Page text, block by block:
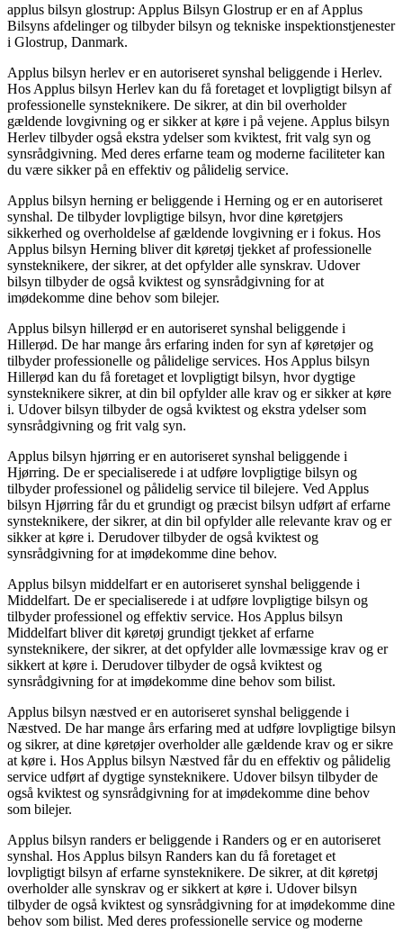
applus bilsyn glostrup: Applus Bilsyn Glostrup er en af Applus
Bilsyns afdelinger og tilbyder bilsyn og tekniske inspektionstjenester
i Glostrup, Danmark.
Applus bilsyn herlev er en autoriseret synshal beliggende i Herlev.
Hos Applus bilsyn Herlev kan du få foretaget et lovpligtigt bilsyn af
professionelle synsteknikere. De sikrer, at din bil overholder
gældende lovgivning og er sikker at køre i på vejene. Applus bilsyn
Herlev tilbyder også ekstra ydelser som kviktest, frit valg syn og
synsrådgivning. Med deres erfarne team og moderne faciliteter kan
du være sikker på en effektiv og pålidelig service.
Applus bilsyn herning er beliggende i Herning og er en autoriseret
synshal. De tilbyder lovpligtige bilsyn, hvor dine køretøjers
sikkerhed og overholdelse af gældende lovgivning er i fokus. Hos
Applus bilsyn Herning bliver dit køretøj tjekket af professionelle
synsteknikere, der sikrer, at det opfylder alle synskrav. Udover
bilsyn tilbyder de også kviktest og synsrådgivning for at
imødekomme dine behov som bilejer.
Applus bilsyn hillerød er en autoriseret synshal beliggende i
Hillerød. De har mange års erfaring inden for syn af køretøjer og
tilbyder professionelle og pålidelige services. Hos Applus bilsyn
Hillerød kan du få foretaget et lovpligtigt bilsyn, hvor dygtige
synsteknikere sikrer, at din bil opfylder alle krav og er sikker at køre
i. Udover bilsyn tilbyder de også kviktest og ekstra ydelser som
synsrådgivning og frit valg syn.
Applus bilsyn hjørring er en autoriseret synshal beliggende i
Hjørring. De er specialiserede i at udføre lovpligtige bilsyn og
tilbyder professionel og pålidelig service til bilejere. Ved Applus
bilsyn Hjørring får du et grundigt og præcist bilsyn udført af erfarne
synsteknikere, der sikrer, at din bil opfylder alle relevante krav og er
sikker at køre i. Derudover tilbyder de også kviktest og
synsrådgivning for at imødekomme dine behov.
Applus bilsyn middelfart er en autoriseret synshal beliggende i
Middelfart. De er specialiserede i at udføre lovpligtige bilsyn og
tilbyder professionel og effektiv service. Hos Applus bilsyn
Middelfart bliver dit køretøj grundigt tjekket af erfarne
synsteknikere, der sikrer, at det opfylder alle lovmæssige krav og er
sikkert at køre i. Derudover tilbyder de også kviktest og
synsrådgivning for at imødekomme dine behov som bilist.
Applus bilsyn næstved er en autoriseret synshal beliggende i
Næstved. De har mange års erfaring med at udføre lovpligtige bilsyn
og sikrer, at dine køretøjer overholder alle gældende krav og er sikre
at køre i. Hos Applus bilsyn Næstved får du en effektiv og pålidelig
service udført af dygtige synsteknikere. Udover bilsyn tilbyder de
også kviktest og synsrådgivning for at imødekomme dine behov
som bilejer.
Applus bilsyn randers er beliggende i Randers og er en autoriseret
synshal. Hos Applus bilsyn Randers kan du få foretaget et
lovpligtigt bilsyn af erfarne synsteknikere. De sikrer, at dit køretøj
overholder alle synskrav og er sikkert at køre i. Udover bilsyn
tilbyder de også kviktest og synsrådgivning for at imødekomme dine
behov som bilist. Med deres professionelle service og moderne